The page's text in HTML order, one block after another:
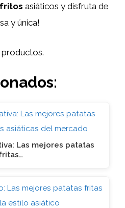
asiáticos y disfruta de
y única!
Las mejores patatas